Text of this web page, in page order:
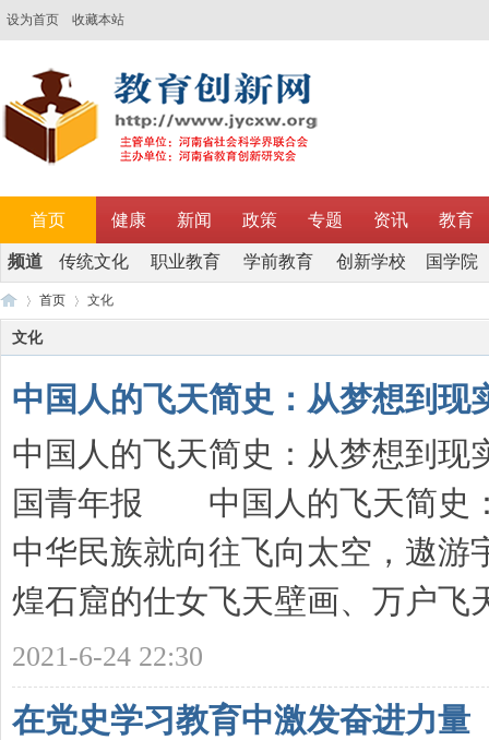
设为首页 收藏本站
首页 健康 新闻 政策 专题 资讯 教育
调研
频道 传统文化 职业教育 学前教育 创新学校 国学院
育
›
首页
›
文化
文化
中国人的飞天简史：从梦想到现
中国人的飞天简史：从梦想到现
国青年报 中国人的飞天简
中华民族就向往飞向太空，遨游
煌石窟的仕女飞天壁画、万户飞
2021-6-24 22:30
在党史学习教育中激发奋进力量